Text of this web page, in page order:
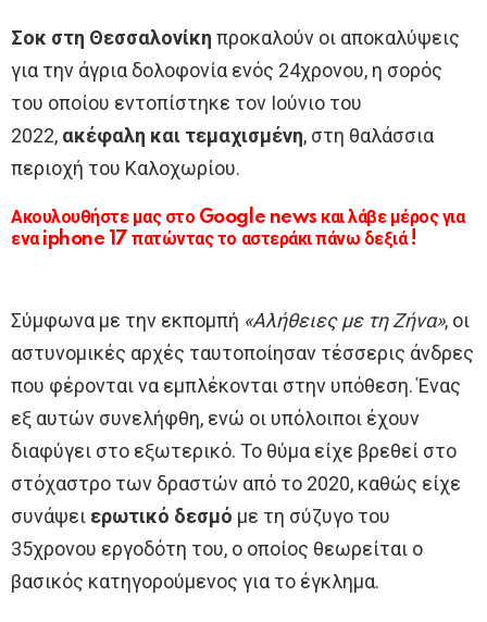
Σοκ στη Θεσσαλονίκη προκαλούν οι αποκαλύψεις
για την άγρια δολοφονία ενός 24χρονου, η σορός
του οποίου εντοπίστηκε τον Ιούνιο του
2022, ακέφαλη και τεμαχισμένη, στη θαλάσσια
περιοχή του Καλοχωρίου.
Ακουλουθήστε μας στο Google news και λάβε μέρος για
ενα iphone 17 πατώντας το αστεράκι πάνω δεξιά !
Σύμφωνα με την εκπομπή «Αλήθειες με τη Ζήνα», οι
αστυνομικές αρχές ταυτοποίησαν τέσσερις άνδρες
που φέρονται να εμπλέκονται στην υπόθεση. Ένας
εξ αυτών συνελήφθη, ενώ οι υπόλοιποι έχουν
διαφύγει στο εξωτερικό. Το θύμα είχε βρεθεί στο
στόχαστρο των δραστών από το 2020, καθώς είχε
συνάψει ερωτικό δεσμό με τη σύζυγο του
35χρονου εργοδότη του, ο οποίος θεωρείται ο
βασικός κατηγορούμενος για το έγκλημα.